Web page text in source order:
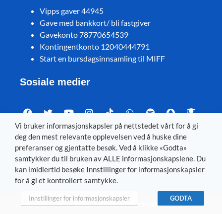
Vipps gaver 44945
Gave med bankkort/ bli fastgiver
Gavekonto 78770654539
Kontingentkonto 12040444791
Start en bursdagsinnsamling til MIFF
Sosiale medier
Visit MIFF in other languages
Svenska– Dansk–Deutsch–Íslenska–English
© 2026 Med Israel for fred
Vi bruker informasjonskapsler på nettstedet vårt for å gi
deg den mest relevante opplevelsen ved å huske dine
preferanser og gjentatte besøk. Ved å klikke «Godta»
samtykker du til bruken av ALLE informasjonskapslene. Du
kan imidlertid besøke Innstillinger for informasjonskapsler
for å gi et kontrollert samtykke.
Innstillinger for informasjonskapsler GODTA